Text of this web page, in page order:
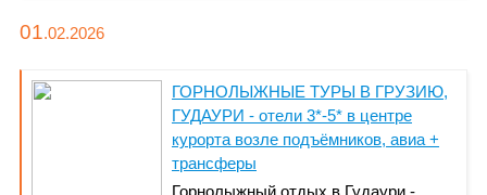
отели в обе стороны - от 1520 BYN.
01.02.2026
ГОРНОЛЫЖНЫЕ ТУРЫ В ГРУЗИЮ,
ГУДАУРИ - отели 3*-5* в центре
курорта возле подъёмников, авиа +
трансферы